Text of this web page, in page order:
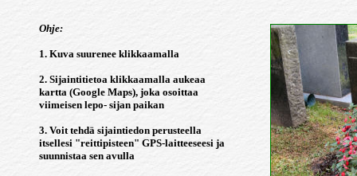
Ohje:
1. Kuva suurenee klikkaamalla
2. Sijaintitietoa klikkaamalla aukeaa
kartta (Google Maps), joka osoittaa
viimeisen lepo- sijan paikan
3. Voit tehdä sijaintiedon perusteella
itsellesi "reittipisteen" GPS-laitteeseesi ja
suunnistaa sen avulla